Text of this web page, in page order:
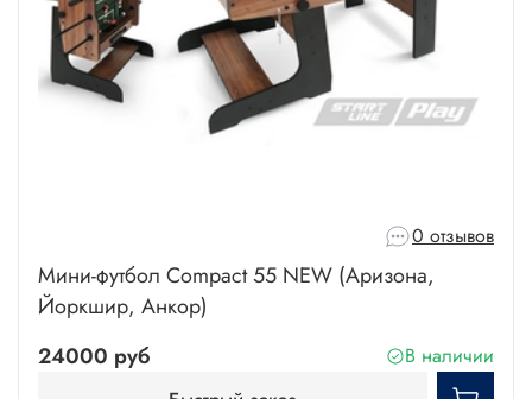
0 отзывов
Мини-футбол Compact 55 NEW (Аризона,
Йоркшир, Анкор)
24000 руб
В наличии